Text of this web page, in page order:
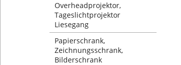
Overheadprojektor,
Tageslichtprojektor
Liesegang
Papierschrank,
Zeichnungsschrank,
Bilderschrank